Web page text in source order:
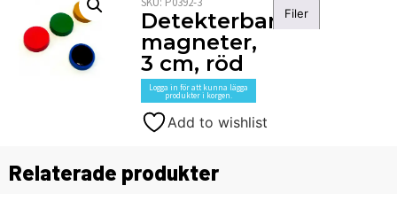
Detekterbara
magneter,
3 cm, röd
Logga in för att kunna lägga
produkter i korgen.
Add to wishlist
Filer
Relaterade produkter